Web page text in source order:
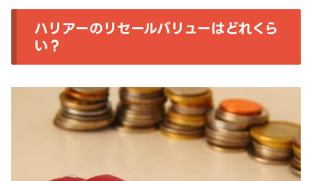
ハリアーのリセールバリューはどれくら
い？